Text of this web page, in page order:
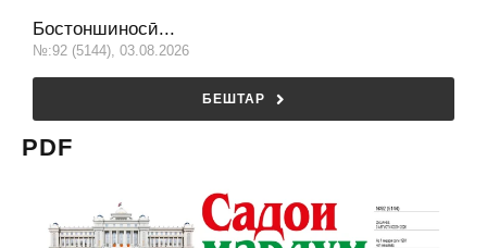
Бостоншиносӣ...
№:92 (5144), 03.08.2026
БЕШТАР
PDF